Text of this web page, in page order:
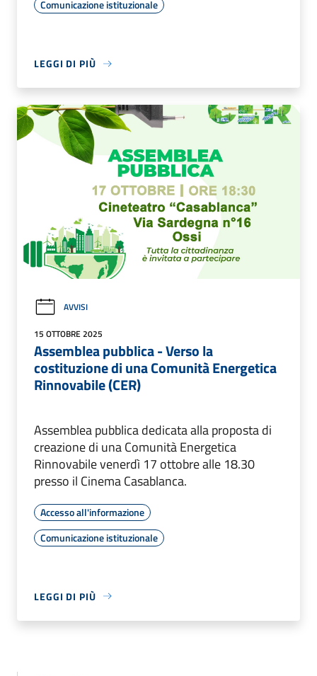
Comunicazione istituzionale
LEGGI DI PIÙ
AVVISI
15 OTTOBRE 2025
Assemblea pubblica - Verso la
costituzione di una Comunità Energetica
Rinnovabile (CER)
Assemblea pubblica dedicata alla proposta di
creazione di una Comunità Energetica
Rinnovabile venerdì 17 ottobre alle 18.30
presso il Cinema Casablanca.
Accesso all'informazione
Comunicazione istituzionale
LEGGI DI PIÙ